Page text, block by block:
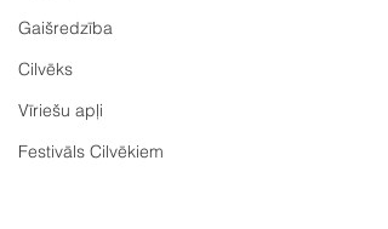
Gaišredzība
Cilvēks
Vīriešu apļi
Festivāls Cilvēkiem